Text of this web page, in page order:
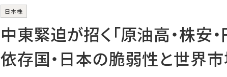
日本株
中東緊迫が招く「原油高・株安
依存国・日本の脆弱性と世界